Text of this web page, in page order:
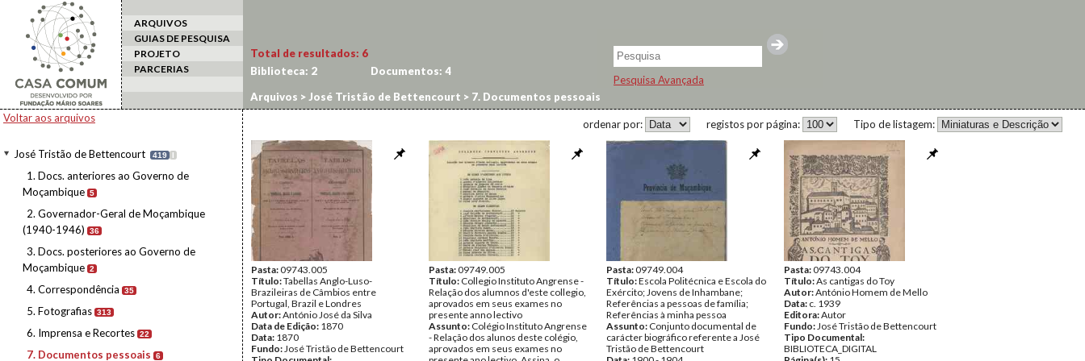
ARQUIVOS
GUIAS DE PESQUISA
PROJETO
PARCERIAS
Pesquisa Avançada
Voltar aos arquivos
José Tristão de Bettencourt 419 I
1. Docs. anteriores ao Governo de
Moçambique 5
2. Governador-Geral de Moçambique
(1940-1946)
36
3. Docs. posteriores ao Governo de
Moçambique 2
4. Correspondência 35
5. Fotografias 313
6. Imprensa e Recortes 22
7. Documentos pessoais 6
Total de resultados: 6
Biblioteca: 2 Documentos: 4
Arquivos > José Tristão de Bettencourt > 7. Documentos pessoais
Tipo de listagem:
registos por página:
ordenar por:
Pasta:09743.005
Título:Tabellas Anglo-Luso-
Brazileiras de Câmbios entre
Portugal, Brazil e Londres
Autor:António José da Silva
Data de Edição: 1870
Data: 1870
Fundo:José Tristão de Bettencourt
Pasta:09749.005
Título: Collegio Instituto Angrense -
Relação dos alumnos d'este collegio,
aprovados em seus exames no
presente anno lectivo
Assunto: Colégio Instituto Angrense
- Relação dos alunos deste colégio,
aprovados em seus exames no
Pasta:09749.004
Título:Escola Politécnica e Escola do
Exército; Jovens de Inhambane;
Referências a pessoas de família;
Referências à minha pessoa
Assunto: Conjunto documental de
carácter biográfico referente a José
Tristão de Bettencourt
Pasta:09743.004
Título:As cantigas do Toy
Autor:António Homem de Mello
Data: c. 1939
Editora:Autor
Fundo:José Tristão de Bettencourt
Tipo Documental:
BIBLIOTECA_DIGITAL